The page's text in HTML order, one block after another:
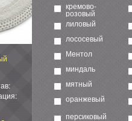
кремово-
розовый
лиловый
лососевый
Ментол
миндаль
мятный
оранжевый
персиковый